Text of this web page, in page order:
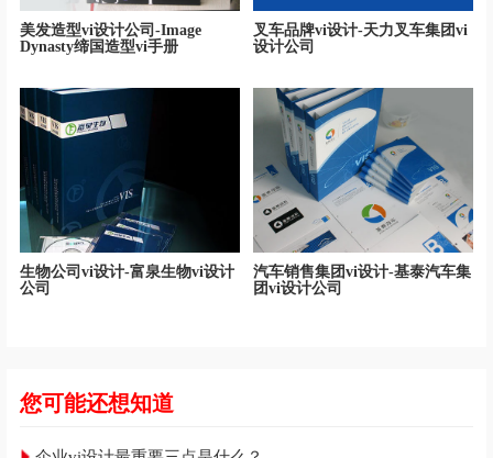
美发造型vi设计公司-Image
Dynasty缔国造型vi手册
叉车品牌vi设计-天力叉车集团vi
设计公司
生物公司vi设计-富泉生物vi设计
公司
汽车销售集团vi设计-基泰汽车集
团vi设计公司
您可能还想知道